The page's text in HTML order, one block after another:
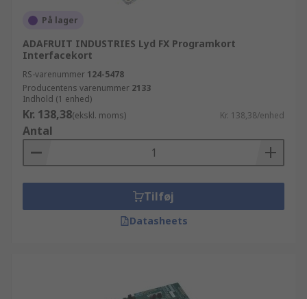
På lager
ADAFRUIT INDUSTRIES Lyd FX Programkort
Interfacekort
RS-varenummer 124-5478
Producentens varenummer 2133
Indhold (1 enhed)
Kr. 138,38(ekskl. moms) Kr. 138,38/enhed
Antal
Tilføj
Datasheets